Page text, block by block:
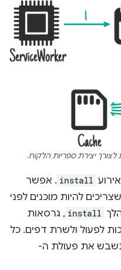
יצירת ספריות הלקוח.
install . אפשר
להיות מוכנים לפני
install , גרסאות
לפעול ולשרת דפים. כל
את פעולת ה-